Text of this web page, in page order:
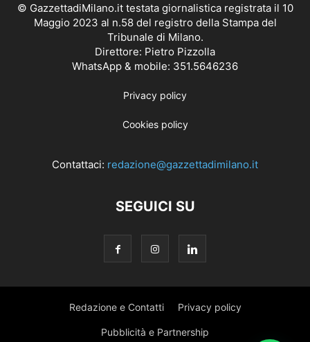
© GazzettadiMilano.it testata giornalistica registrata il 10
Maggio 2023 al n.58 del registro della Stampa del
Tribunale di Milano.
Direttore: Pietro Pizzolla
WhatsApp & mobile: 351.5646236
Privacy policy
Cookies policy
Contattaci: redazione@gazzettadimilano.it
SEGUICI SU
Redazione e Contatti Privacy policy
Pubblicità e Partnership